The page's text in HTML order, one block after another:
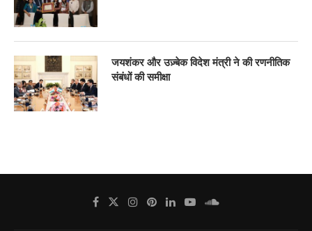
जयशंकर और उज़्बेक विदेश मंत्री ने की रणनीतिक
संबंधों की समीक्षा